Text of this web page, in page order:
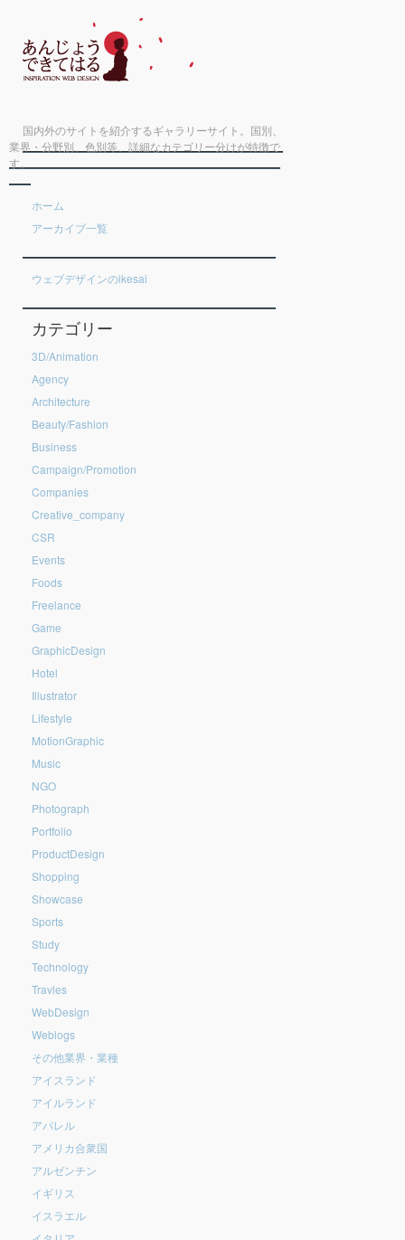
国内外のサイトを紹介するギャラリーサイト。国別、
業界・分野別、色別等、詳細なカテゴリー分けが特徴で
す。
ホーム
アーカイブ一覧
ウェブデザインのikesai
カテゴリー
3D/Animation
Agency
Architecture
Beauty/Fashion
Business
Campaign/Promotion
Companies
Creative_company
CSR
Events
Foods
Freelance
Game
GraphicDesign
Hotel
Illustrator
Lifestyle
MotionGraphic
Music
NGO
Photograph
Portfolio
ProductDesign
Shopping
Showcase
Sports
Study
Technology
Travles
WebDesign
Weblogs
その他業界・業種
アイスランド
アイルランド
アパレル
アメリカ合衆国
アルゼンチン
イギリス
イスラエル